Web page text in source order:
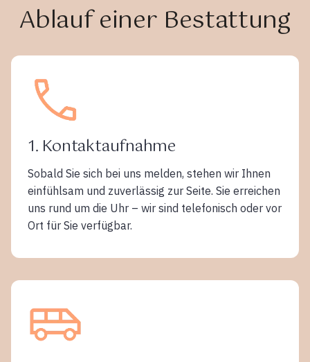
Ablauf einer Bestattung
1. Kontaktaufnahme
Sobald Sie sich bei uns melden, stehen wir Ihnen
einfühlsam und zuverlässig zur Seite. Sie erreichen
uns rund um die Uhr – wir sind telefonisch oder vor
Ort für Sie verfügbar.